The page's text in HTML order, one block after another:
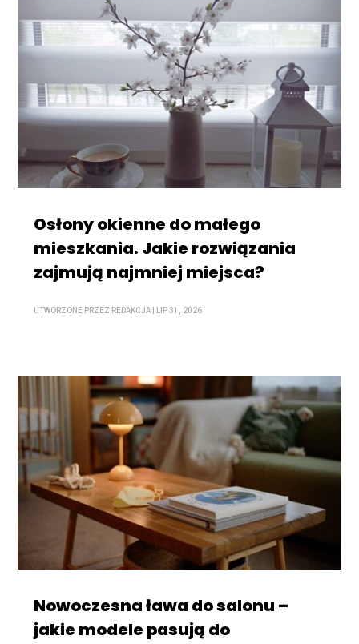
Osłony okienne do małego
mieszkania. Jakie rozwiązania
zajmują najmniej miejsca?
UTWORZONE PRZEZ REDAKCJA LIP 31, 2026
Nowoczesna ława do salonu –
jakie modele pasują do